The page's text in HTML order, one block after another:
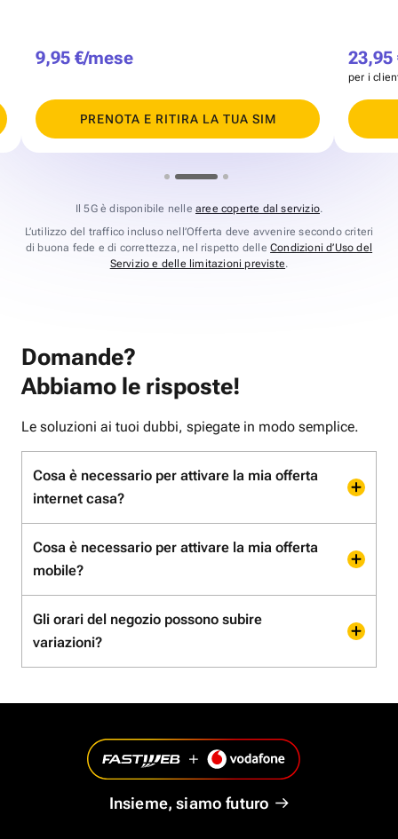
9,95 €/mese
PRENOTA E RITIRA LA TUA SIM
23,95
per i
Il 5G è disponibile nelle aree coperte dal servizio.
L’utilizzo del traffico incluso nell’Offerta deve avvenire secondo criteri
di buona fede e di correttezza, nel rispetto delleCondizioni d’Uso del
Servizio e delle limitazioni previste.
Domande?
Abbiamo le risposte!
Le soluzioni ai tuoi dubbi, spiegate in modo semplice.
Cosa è necessario per attivare la mia offerta
internet casa?
Cosa è necessario per attivare la mia offerta
mobile?
Gli orari del negozio possono subire
variazioni?
Insieme, siamo futuro